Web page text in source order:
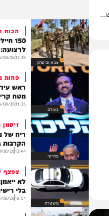
צבא וביטחון
הכוח
לרצועה:
17:39
06/08/26
בעולם
פחות
ראש
מטח
11:35
06/08/26
פוליטי
ריח של
הקרבות
13:44
07/08/26